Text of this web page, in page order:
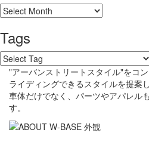
Tags
"アーバンストリートスタイル"をコ
ライディングできるスタイルを提案
車体だけでなく、パーツやアパレル
す。